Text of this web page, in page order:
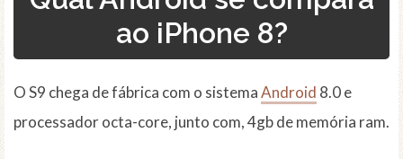
ao iPhone 8?
O S9 chega de fábrica com o sistemaAndroid 8.0 e
processador octa-core, junto com, 4gb de memória ram.